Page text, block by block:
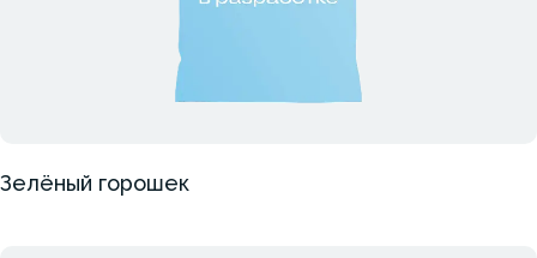
Зелёный горошек